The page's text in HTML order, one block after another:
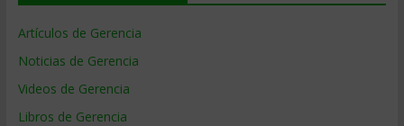
Artículos de Gerencia
Noticias de Gerencia
Videos de Gerencia
Libros de Gerencia